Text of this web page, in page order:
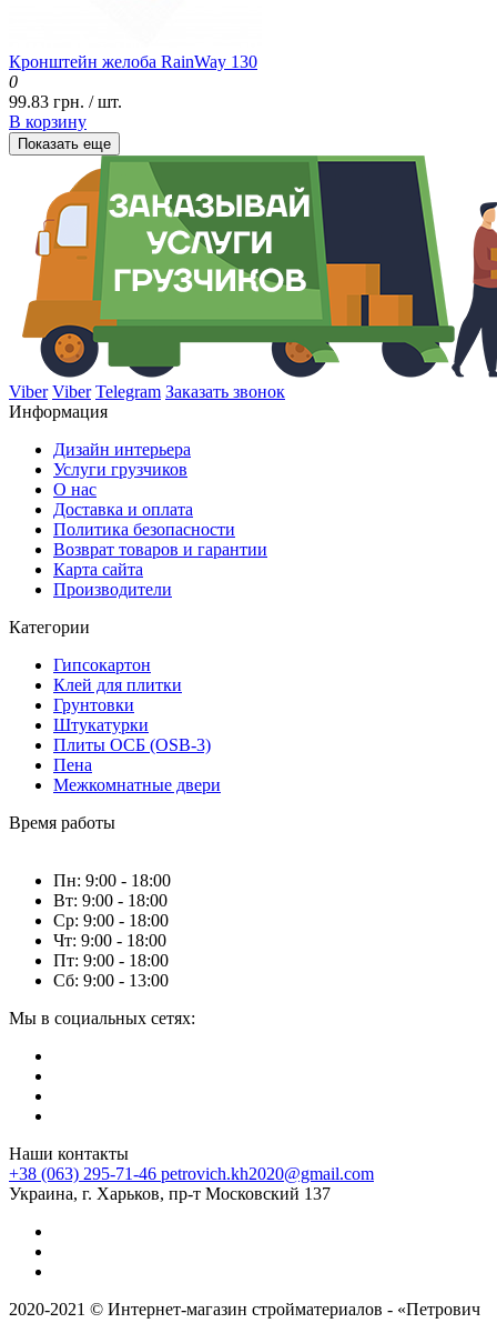
Кронштейн желоба RainWay 130
0
99.83 грн. / шт.
В корзину
Показать еще
Viber Viber Telegram Заказать звонок
Информация
Дизайн интерьера
Услуги грузчиков
О нас
Доставка и оплата
Политика безопасности
Возврат товаров и гарантии
Карта сайта
Производители
Категории
Гипсокартон
Клей для плитки
Грунтовки
Штукатурки
Плиты ОСБ (OSB-3)
Пена
Межкомнатные двери
Время работы
Пн: 9:00 - 18:00
Вт: 9:00 - 18:00
Ср: 9:00 - 18:00
Чт: 9:00 - 18:00
Пт: 9:00 - 18:00
Сб: 9:00 - 13:00
Мы в социальных сетях:
Наши контакты
+38 (063) 295-71-46 petrovich.kh2020@gmail.com
Украина, г. Харьков, пр-т Московский 137
2020-2021 © Интернет-магазин стройматериалов - «Петрович